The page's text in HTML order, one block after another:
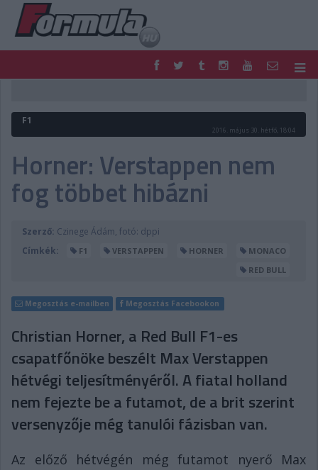
FORMULA
MOTOR
PODCAST
SHOP
LIVE
TIPPJÁTÉK
DIGITÁLIS MAGAZIN
PONTÁLLÁSOK
F1
2016. május 30. hétfő, 18:04
Horner: Verstappen nem
fog többet hibázni
Szerző: Czinege Ádám, fotó: dppi
Címkék:
F1 VERSTAPPEN HORNER
MONACO
RED BULL
Megosztás e-mailben Megosztás Facebookon
Christian Horner, a Red Bull F1-es
csapatfőnöke beszélt Max Verstappen
hétvégi teljesítményéről. A fiatal holland
nem fejezte be a futamot, de a brit szerint
versenyzője még tanulói fázisban van.
Az előző hétvégén még futamot nyerő Max